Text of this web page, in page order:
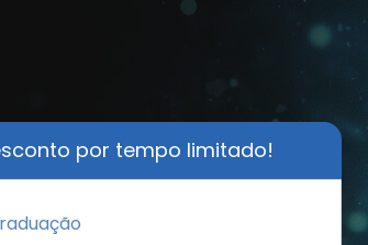
por tempo limitado!